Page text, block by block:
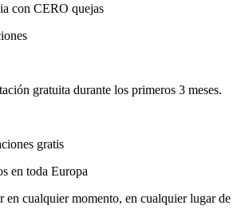
con CERO quejas
gratuita durante los primeros 3 meses.
gratis
en toda Europa
en cualquier momento, en cualquier lugar de